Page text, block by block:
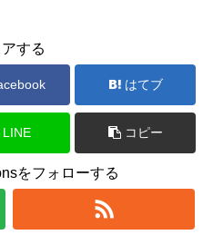
する
はてブ
LINE コピー
をフォローする